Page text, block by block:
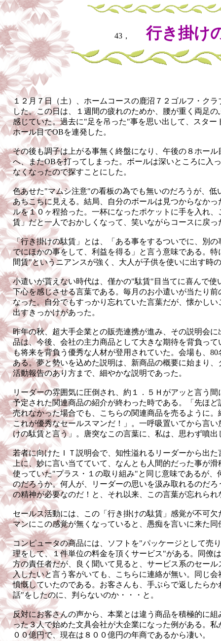
43， 行き掛け
１２月７日（土）、ホームコースの鹿沼７２ゴルフ・ク
した。この日は、１週間の疲れのためか、腰が重く両足
感じていた。過去に"足を吊った"事を思い出して、スター
ホール目でOBを連発した。
その後も調子は上がる事無く終盤になり、午後の８ホー
へ、またOBを打ってしまった。ボールは深いところに入
なくなったので探すことにした。
色あせた"マムシ注意"の看板の為でも無いのだろうが、低
あちこちに見える。結局、自分のボールは見つからなか
ルを１０ヶ程拾った。一杯になったポケットに手を入れ
賃」だと一人でおかしくなって、笑いながらコースに戻っ
「行き掛けの駄賃」とは、「ある事をするついでに、別
でにほかの事をして、利益を得る」と言う意味である。
間賃"というニアンスが強く、大人が子供を使いに出す時
小遣いが貰えない時代は、僅かの"駄賃"目当てに喜んで使
下心を感じさせる言葉である。毎月のお小遣いが当たり
なった。自分でもすっかり忘れていた言葉だが、懐かし
出すきっかけがあった。
昨年の秋、超大手企業との販売連携が進み、その説明会
品は、今後、会社の主力商品として大きな期待を背負っ
も将来を背負う優秀な人材が登用されていた。会場も、
ある。夢と勢いを込めた説明は、新商品の概要に始まり
活動報告のあり方まで、細やかな説明であった。
リーダーの雰囲気に圧倒され、約１．５Ｈがアッと言う
予定された関連商品の紹介が終わった時である。「先ほ
売れなかった場合でも、こちらの関連商品を売るように
これが優秀なセールスマンだ！」。一呼吸置いてから言
けの駄賃と言う」。唐突なこの言葉に、私は、思わず噴出
若者に向けたＩＴ説明会で、知性溢れるリーダーから出
上に、妙に言い当てていて、なんとも人間的だった事が
使っていた"プラス・１の取り組み"と同じ意味であるが、
のだろうか。何人が、リーダーの思いを汲み取れるのだ
の精神が必要なのだ！と、それ以来、この言葉が忘れら
セールス活動には、この「行き掛けの駄賃」感覚が不可
マンにこの感覚が無くなっていると、愚痴を言いに来た同
コンピュータの商品には、ソフトを"パッケージとして売
理をして、１件単位の料金を頂くサービス"がある。同僚
方の責任者だが、良く聞いて見ると、サービス系のセー
入したいと言う客がいても、こちらに連絡が無い。同じ
憤慨していたのである。お客さんも、手ぶらで返したら
話"をしたのに、判らないのか・・・と。
反対にお客さんの声から、本業とは違う商品を積極的に
った３人で始めた文具会社が大企業になった例がある。
００億円で、現在は８００億円の年商であるから凄い。